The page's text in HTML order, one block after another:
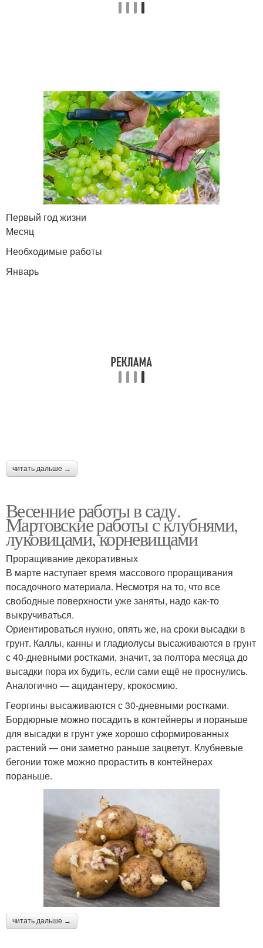
Первый год жизни
Месяц
Необходимые работы
Январь
читать дальше →
Весенние работы в саду.
Мартовские работы с клубнями,
луковицами, корневищами
Проращивание декоративных
В марте наступает время массового проращивания
посадочного материала. Несмотря на то, что все
свободные поверхности уже заняты, надо как-то
выкручиваться.
Ориентироваться нужно, опять же, на сроки высадки в
грунт. Каллы, канны и гладиолусы высаживаются в грунт
с 40-дневными ростками, значит, за полтора месяца до
высадки пора их будить, если сами ещё не проснулись.
Аналогично — ацидантеру, крокосмию.
Георгины высаживаются с 30-дневными ростками.
Бордюрные можно посадить в контейнеры и пораньше
для высадки в грунт уже хорошо сформированных
растений — они заметно раньше зацветут. Клубневые
бегонии тоже можно прорастить в контейнерах
пораньше.
читать дальше →